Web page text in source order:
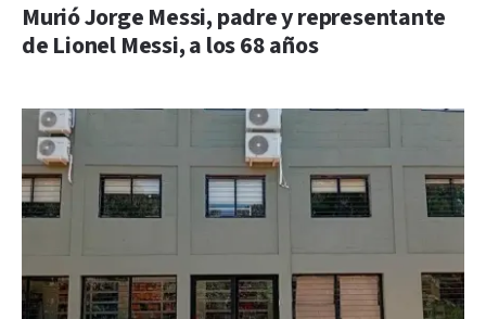
Murió Jorge Messi, padre y representante
de Lionel Messi, a los 68 años